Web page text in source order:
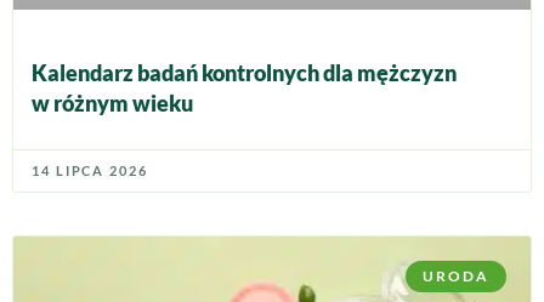
Kalendarz badań kontrolnych dla mężczyzn
w różnym wieku
14 LIPCA 2026
URODA